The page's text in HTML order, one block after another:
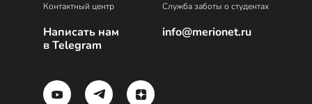
Контактный центр
Написать нам
в Telegram
Служба заботы о студентах
info@merionet.ru